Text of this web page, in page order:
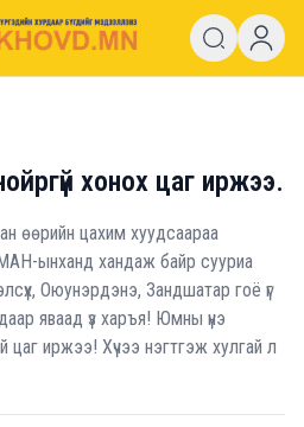
хонох цаг иржээ.
өөрийн цахим хуудсаараа
ынханд хандаж байр сууриа
Оюунэрдэнэ, Зандшатар гоё үг
яваад үз харъя! Юмны үнэ
цаг иржээ! Хүчээ нэгтгэж хулгай л